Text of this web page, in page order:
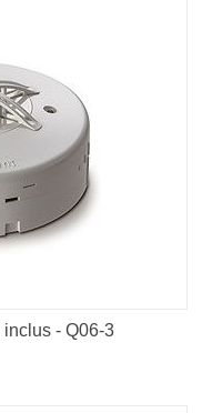
inclus - Q06-3